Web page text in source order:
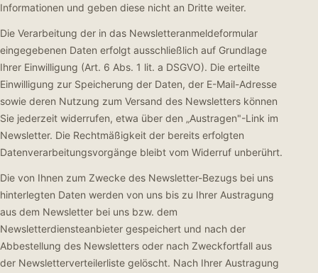
Informationen und geben diese nicht an Dritte weiter.
Die Verarbeitung der in das Newsletteranmeldeformular
eingegebenen Daten erfolgt ausschließlich auf Grundlage
Ihrer Einwilligung (Art. 6 Abs. 1 lit. a DSGVO). Die erteilte
Einwilligung zur Speicherung der Daten, der E-Mail-Adresse
sowie deren Nutzung zum Versand des Newsletters können
Sie jederzeit widerrufen, etwa über den „Austragen"-Link im
Newsletter. Die Rechtmäßigkeit der bereits erfolgten
Datenverarbeitungsvorgänge bleibt vom Widerruf unberührt.
Die von Ihnen zum Zwecke des Newsletter-Bezugs bei uns
hinterlegten Daten werden von uns bis zu Ihrer Austragung
aus dem Newsletter bei uns bzw. dem
Newsletterdiensteanbieter gespeichert und nach der
Abbestellung des Newsletters oder nach Zweckfortfall aus
der Newsletterverteilerliste gelöscht. Nach Ihrer Austragung